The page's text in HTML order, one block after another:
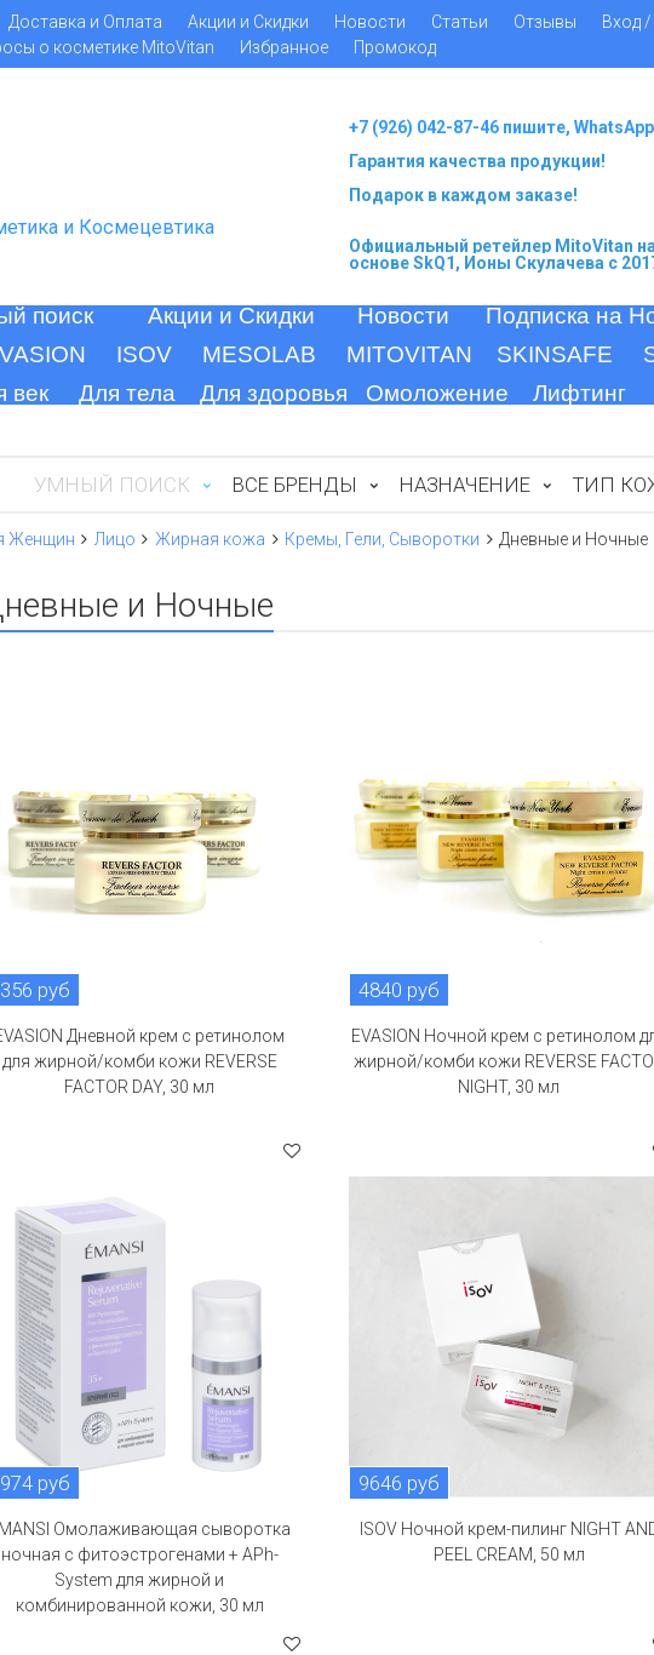
Доставка и Оплата Акции и Скидки Новости Статьи Отзывы
Вход /
о косметике MitoVitan Избранное Промокод
и Космецевтика
+7 (926) 042-87-46 пишите, WhatsApp
Гарантия качества продукции!
Подарок в каждом заказе!
Официальный ретейлер MitoVitan на
основе SkQ1, Ионы Скулачева c
поиск Акции и Скидки Новости Подписка на
ISOV MESOLAB MITOVITAN SKINSAFE
век Для тела Для здоровья Омоложение Лифтинг
УМНЫЙ ПОИСК ВСЕ БРЕНДЫ НАЗНАЧЕНИЕ ТИП
Женщин Лицо Жирная кожа Кремы, Гели, Сыворотки Дневные и Ночные
и Ночные
руб
Дневной крем с ретинолом
для жирной/комби кожи REVERSE
FACTOR DAY, 30 мл
4840 руб
EVASION Ночной крем с ретинолом
жирной/комби кожи REVERSE
NIGHT, 30 мл
руб
Омолаживающая сыворотка
ночная с фитоэстрогенами + APh-
System для жирной и
комбинированной кожи, 30 мл
9646 руб
ISOV Ночной крем-пилинг NIGHT
PEEL CREAM, 50 мл